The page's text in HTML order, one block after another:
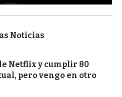
Noticias
Netflix y cumplir 80
pero vengo en otro